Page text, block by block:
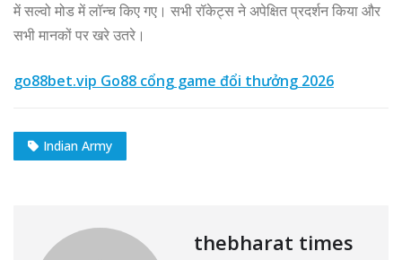
में सल्वो मोड में लॉन्च किए गए। सभी रॉकेट्स ने अपेक्षित प्रदर्शन किया और
सभी मानकों पर खरे उतरे।
go88bet.vip Go88 cổng game đổi thưởng 2026
Indian Army
thebharat times